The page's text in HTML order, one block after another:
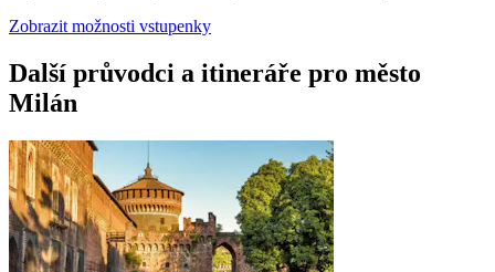
Zobrazit možnosti vstupenky
Další průvodci a itineráře pro město
Milán